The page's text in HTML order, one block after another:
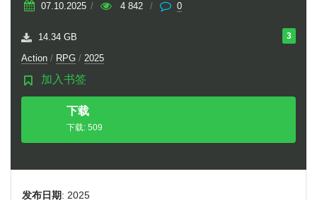
07.10.2025 / 4 842 / 0
3
14.34 GB
Action / RPG / 2025
加入书签
下载
种子
下载: 509
发布日期: 2025